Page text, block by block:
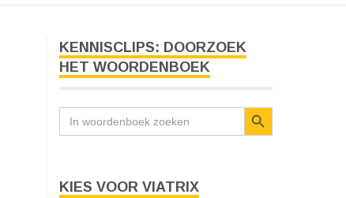
KENNISCLIPS: DOORZOEK
HET WOORDENBOEK
Zoek
naar:
Zoekknop
KIES VOOR VIATRIX